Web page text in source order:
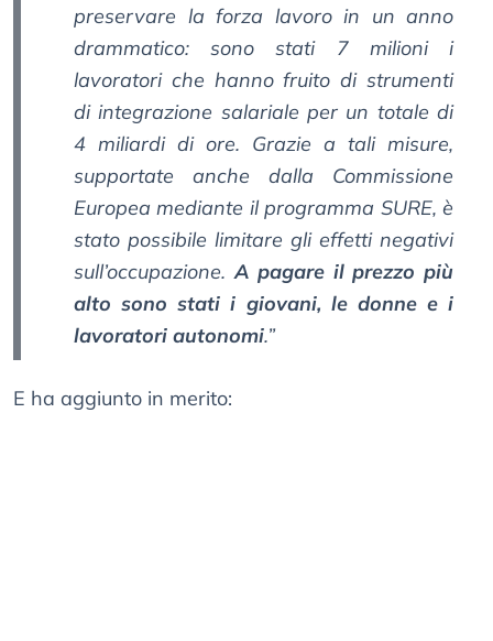
preservare la forza lavoro in un anno
drammatico: sono stati 7 milioni i
lavoratori che hanno fruito di strumenti
di integrazione salariale per un totale di
4 miliardi di ore. Grazie a tali misure,
supportate anche dalla Commissione
Europea mediante il programma SURE, è
stato possibile limitare gli effetti negativi
sull’occupazione.A pagare il prezzo più
alto sono stati i giovani, le donne e i
lavoratori autonomi.”
E ha aggiunto in merito: